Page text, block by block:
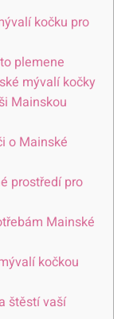
kočku pro
plemene
mývalí kočky
Mainskou
o Mainské
prostředí pro
Mainské
kočkou
štěstí vaší